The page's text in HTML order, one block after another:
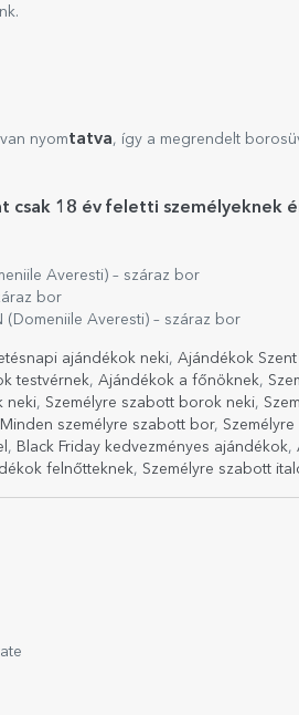
nyomtatva, így a megrendelt
csak 18 év feletti személyeknek
Averesti) – száraz bor
bor
(Domeniile Averesti) – száraz bor
ajándékok neki, Ajándékok
testvérnek, Ajándékok a főnöknek,
neki, Személyre szabott borok neki,
Minden személyre szabott bor,
, Black Friday kedvezményes ajándékok,
felnőtteknek, Személyre szabott